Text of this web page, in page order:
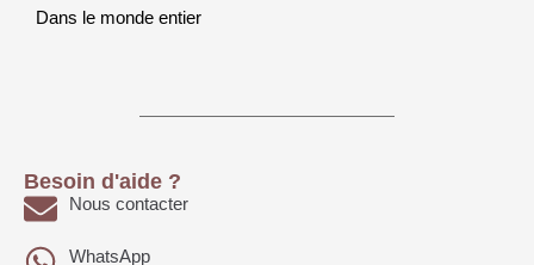
Dans le monde entier
Besoin d'aide ?
Nous contacter
WhatsApp